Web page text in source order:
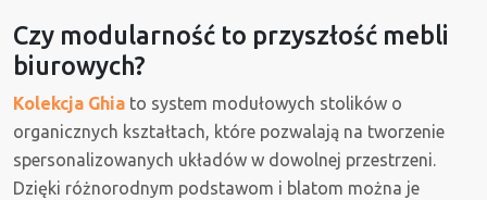
Czy modularność to przyszłość mebli
biurowych?
Kolekcja Ghia to system modułowych stolików o
organicznych kształtach, które pozwalają na tworzenie
spersonalizowanych układów w dowolnej przestrzeni.
Dzięki różnorodnym podstawom i blatom można je